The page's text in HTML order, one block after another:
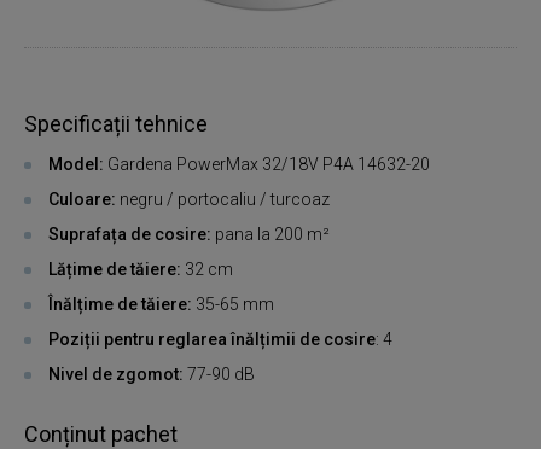
Specificații tehnice
Model: Gardena PowerMax 32/18V P4A 14632-20
Culoare: negru / portocaliu / turcoaz
Suprafața de cosire: pana la 200 m²
Lățime de tăiere: 32 cm
Înălțime de tăiere: 35-65 mm
Poziții pentru reglarea înălțimii de cosire: 4
Nivel de zgomot: 77-90 dB
Conținut pachet